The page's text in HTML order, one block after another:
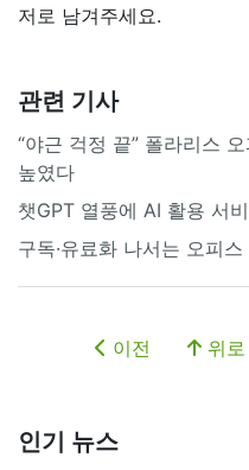
저로 남겨주세요.
관련 기사
“야근 걱정 끝” 폴라리스
높였다
챗GPT 열풍에 AI 활용 서
구독·유료화 나서는 오피
이전 위로
인기 뉴스